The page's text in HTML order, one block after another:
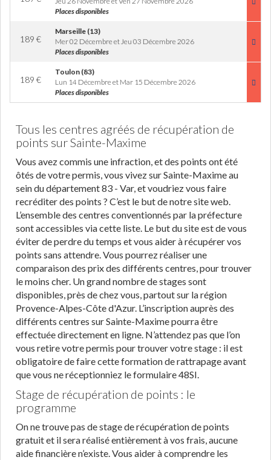
Places disponibles
189 €
Marseille (13)
Mer 02 Décembre et Jeu 03 Décembre 2026
Places disponibles
189 €
Toulon (83)
Lun 14 Décembre et Mar 15 Décembre 2026
Places disponibles
Tous les centres agréés de récupération de
points sur Sainte-Maxime
Vous avez commis une infraction, et des points ont été
ôtés de votre permis, vous vivez sur Sainte-Maxime au
sein du département 83 - Var, et voudriez vous faire
recréditer des points ? C’est le but de notre site web.
L’ensemble des centres conventionnés par la préfecture
sont accessibles via cette liste. Le but du site est de vous
éviter de perdre du temps et vous aider à récupérer vos
points sans attendre. Vous pourrez réaliser une
comparaison des prix des différents centres, pour trouver
le moins cher. Un grand nombre de stages sont
disponibles, près de chez vous, partout sur la région
Provence-Alpes-Côte d'Azur. L’inscription auprès des
différents centres sur Sainte-Maxime pourra être
effectuée directement en ligne. N’attendez pas que l’on
vous retire votre permis pour trouver votre stage : il est
obligatoire de faire cette formation de rattrapage avant
que vous ne réceptionniez le formulaire 48SI.
Stage de récupération de points : le
programme
On ne trouve pas de stage de récupération de points
gratuit et il sera réalisé entièrement à vos frais, aucune
aide financière n’existe. Vous aider à comprendre les